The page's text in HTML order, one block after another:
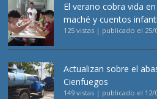
El verano cobra vida
maché y cuentos
125 vistas | publicado el 25/
Actualizan sobre el
Cienfuegos
149 vistas | publicado el 12/